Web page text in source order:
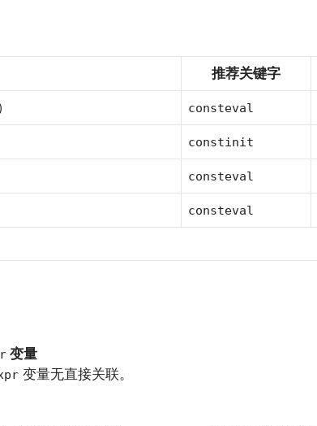
推荐关键字
consteval
constinit
consteval
consteval
变量
变量无直接关联。